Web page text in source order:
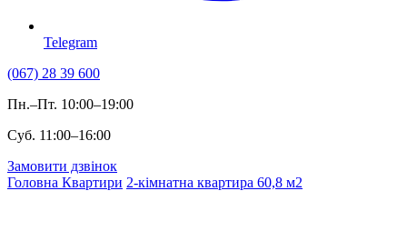
Telegram
(067) 28 39 600
Пн.–Пт. 10:00–19:00
Суб. 11:00–16:00
Замовити дзвінок
Головна Квартири 2-кімнатна квартира 60,8 м2